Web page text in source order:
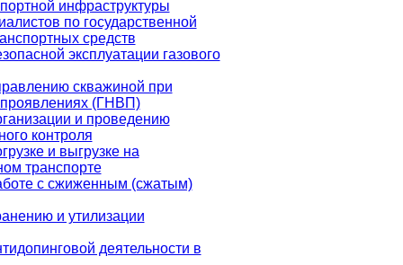
инфраструктуры
по государственной
средств
эксплуатации газового
скважиной при
(ГНВП)
и проведению
контроля
и выгрузке на
транспорте
с сжиженным (сжатым)
и утилизации
деятельности в